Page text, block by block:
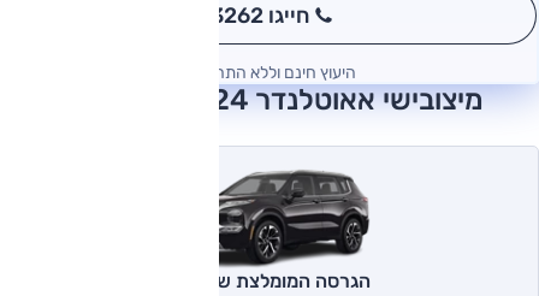
חייגו 3262
היעוץ חינם וללא התחייבות
מיצובישי אאוטלנדר 2024 חוות דעת
הגרסה המומלצת של אוטו